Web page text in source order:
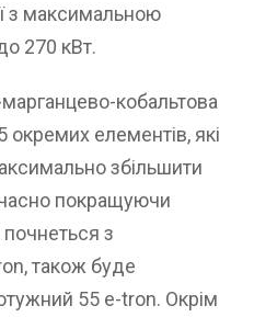
з максимальною
270 кВт.
кобальтова
окремих елементів, які
збільшити
покращуючи
почнеться з
також буде
55 e-tron. Окрім